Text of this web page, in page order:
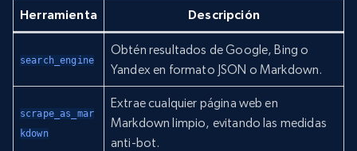
Herramienta Descripción
search_engine
Obtén resultados de Google, Bing o
Yandex en formato JSON o Markdown.
scrape_as_mar
kdown
Extrae cualquier página web en
Markdown limpio, evitando las medidas
anti-bot.